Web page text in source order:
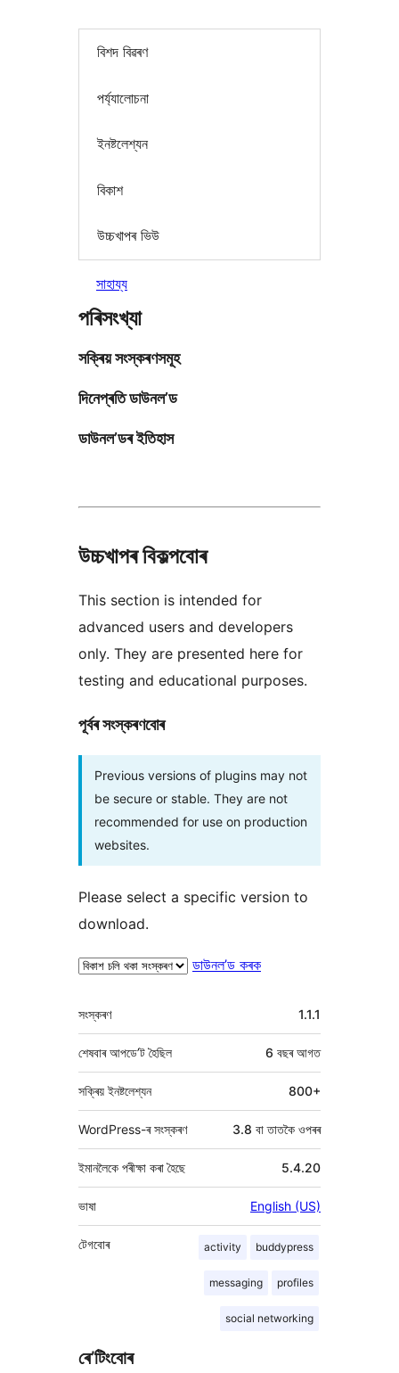
বিশদ বিৱৰণ
পৰ্য্যালোচনা
ইনষ্টলেশ্যন
বিকাশ
উচ্চখাপৰ ভিউ
সাহায্য
পৰিসংখ্যা
সক্ৰিয় সংস্কৰণসমূহ
দিনেপ্ৰতি ডাউনল’ড
ডাউনল’ডৰ ইতিহাস
উচ্চখাপৰ বিকল্পবোৰ
This section is intended for
advanced users and developers
only. They are presented here for
testing and educational purposes.
পূৰ্বৰ সংস্কৰণবোৰ
Previous versions of plugins may not
be secure or stable. They are not
recommended for use on production
websites.
Please select a specific version to
download.
ডাউনল’ড কৰক
মেটা 1.1.1
সংস্কৰণ
6 বছৰআগত
শেষবাৰ আপডে’ট হৈছিল
সক্ৰিয় ইনষ্টলেশ্যন 800+
WordPress-ৰ সংস্কৰণ 3.8 বা তাতকৈ ওপৰৰ
ইমানলৈকে পৰীক্ষা কৰা হৈছে 5.4.20
ভাষা English (US)
activity buddypress
messaging profiles
social networking
টেগবোৰ
ৰে’টিংবোৰ